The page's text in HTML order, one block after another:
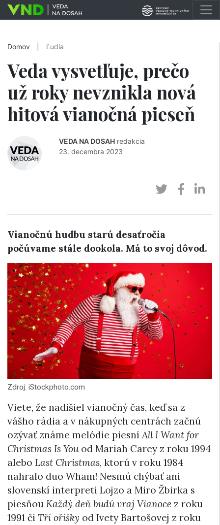
Domov Ľudia
Veda vysvetľuje, prečo
už roky nevznikla nová
hitová vianočná pieseň
VEDA NA DOSAH redakcia
23. decembra 2023
Vianočnú hudbu starú desaťročia
počúvame stále dookola. Má to svoj dôvod.
Zdroj: iStockphoto.com
Viete, že nadišiel vianočný čas, keď sa z
vášho rádia a v nákupných centrách začnú
ozývať známe melódie piesníAll I Want for
Christmas Is Youod Mariah Carey z roku 1994
alebo Last Christmas, ktorú v roku 1984
nahralo duo Wham! Nesmú chýbať ani
slovenskí interpreti Lojzo a Miro Žbirka s
piesňou Každý deň budú vraj Vianoce z roku
1991 či Tři oříšky od Ivety Bartošovej z roku